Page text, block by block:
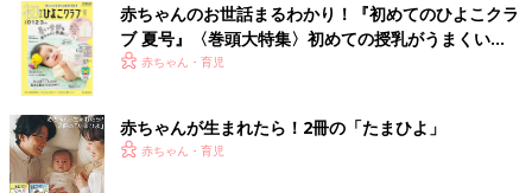
赤ちゃんのお世話まるわかり！『初めてのひよこクラ
ブ 夏号』〈巻頭大特集〉初めての授乳がうまくい
く！ おっぱい・ミルクの基本と夏のトラブル 解決テ
赤ちゃん・育児
赤ちゃんが生まれたら！2冊の「たまひよ」
赤ちゃん・育児